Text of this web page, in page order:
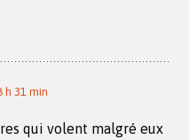
h 31 min
qui volent malgré eux